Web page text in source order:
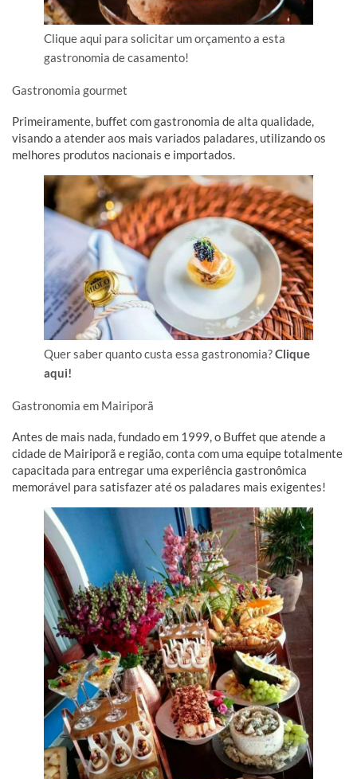
Clique aqui para solicitar um orçamento a esta
gastronomia de casamento!
Gastronomia gourmet
Primeiramente, buffet com gastronomia de alta qualidade,
visando a atender aos mais variados paladares, utilizando os
melhores produtos nacionais e importados.
Quer saber quanto custa essa gastronomia?Clique
aqui!
Gastronomia em Mairiporã
Antes de mais nada, fundado em 1999, o Buffet que atende a
cidade de Mairiporã e região, conta com uma equipe totalmente
capacitada para entregar uma experiência gastronômica
memorável para satisfazer até os paladares mais exigentes!